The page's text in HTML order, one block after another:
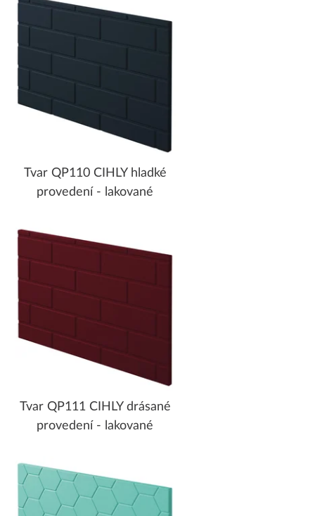
Tvar QP110 CIHLY hladké
provedení - lakované
Tvar QP111 CIHLY drásané
provedení - lakované